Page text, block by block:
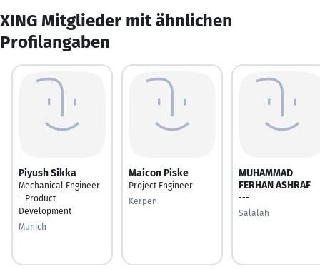
XING Mitglieder mit ähnlichen
Profilangaben
Piyush Sikka
Mechanical Engineer
– Product
Development
Munich
Maicon Piske
Project Engineer
Kerpen
MUHAMMAD
FERHAN ASHRAF
---
Salalah